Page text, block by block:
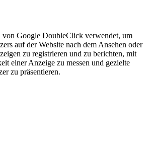
Google DoubleClick verwendet, um
auf der Website nach dem Ansehen oder
zu registrieren und zu berichten, mit
einer Anzeige zu messen und gezielte
zu präsentieren.